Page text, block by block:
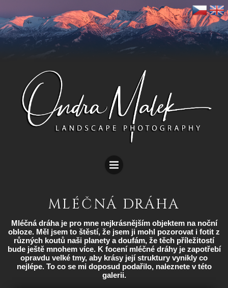
MLÉČNÁ DRÁHA
Mléčná dráha je pro mne nejkrásnějším objektem na noční
obloze. Měl jsem to štěstí, že jsem ji mohl pozorovat i fotit z
různých koutů naši planety a doufám, že těch příležitostí
bude ještě mnohem více. K focení mléčné dráhy je zapotřebí
opravdu velké tmy, aby krásy její struktury vynikly co
nejlépe. To co se mi doposud podařilo, naleznete v této
galerii.